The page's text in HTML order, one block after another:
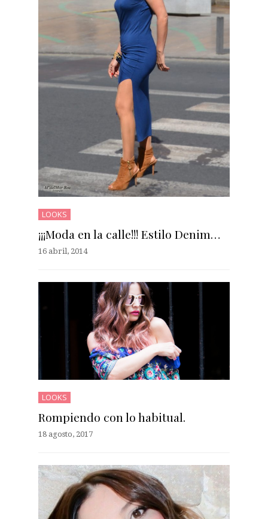
LOOKS
¡¡¡Moda en la calle!!! Estilo Denim…
16 abril, 2014
LOOKS
Rompiendo con lo habitual.
18 agosto, 2017